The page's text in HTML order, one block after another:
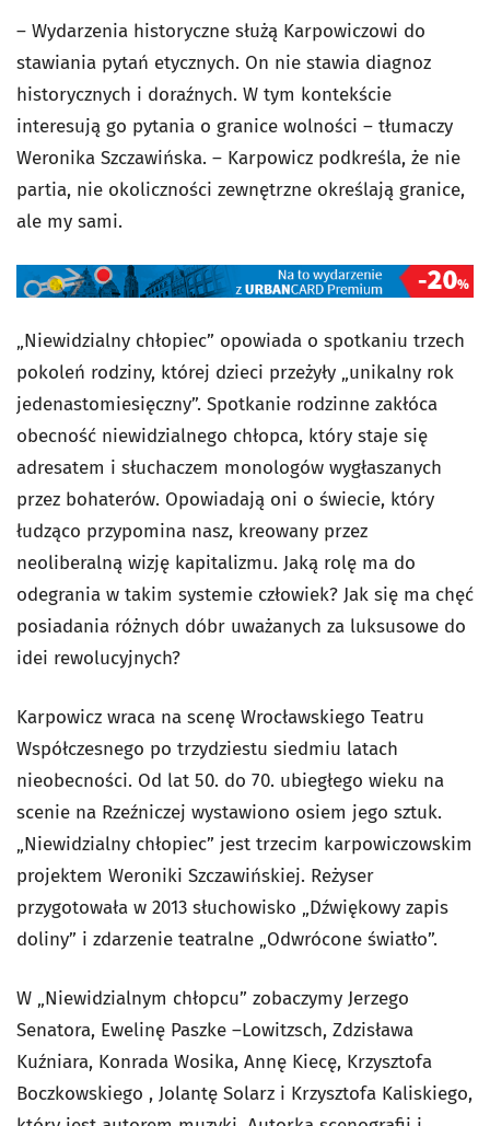
– Wydarzenia historyczne służą Karpowiczowi do
stawiania pytań etycznych. On nie stawia diagnoz
historycznych i doraźnych. W tym kontekście
interesują go pytania o granice wolności – tłumaczy
Weronika Szczawińska. – Karpowicz podkreśla, że nie
partia, nie okoliczności zewnętrzne określają granice,
ale my sami.
„Niewidzialny chłopiec” opowiada o spotkaniu trzech
pokoleń rodziny, której dzieci przeżyły „unikalny rok
jedenastomiesięczny”. Spotkanie rodzinne zakłóca
obecność niewidzialnego chłopca, który staje się
adresatem i słuchaczem monologów wygłaszanych
przez bohaterów. Opowiadają oni o świecie, który
łudząco przypomina nasz, kreowany przez
neoliberalną wizję kapitalizmu. Jaką rolę ma do
odegrania w takim systemie człowiek? Jak się ma chęć
posiadania różnych dóbr uważanych za luksusowe do
idei rewolucyjnych?
Karpowicz wraca na scenę Wrocławskiego Teatru
Współczesnego po trzydziestu siedmiu latach
nieobecności. Od lat 50. do 70. ubiegłego wieku na
scenie na Rzeźniczej wystawiono osiem jego sztuk.
„Niewidzialny chłopiec” jest trzecim karpowiczowskim
projektem Weroniki Szczawińskiej. Reżyser
przygotowała w 2013 słuchowisko „Dźwiękowy zapis
doliny” i zdarzenie teatralne „Odwrócone światło”.
W „Niewidzialnym chłopcu” zobaczymy Jerzego
Senatora, Ewelinę Paszke –Lowitzsch, Zdzisława
Kuźniara, Konrada Wosika, Annę Kiecę, Krzysztofa
Boczkowskiego , Jolantę Solarz i Krzysztofa Kaliskiego,